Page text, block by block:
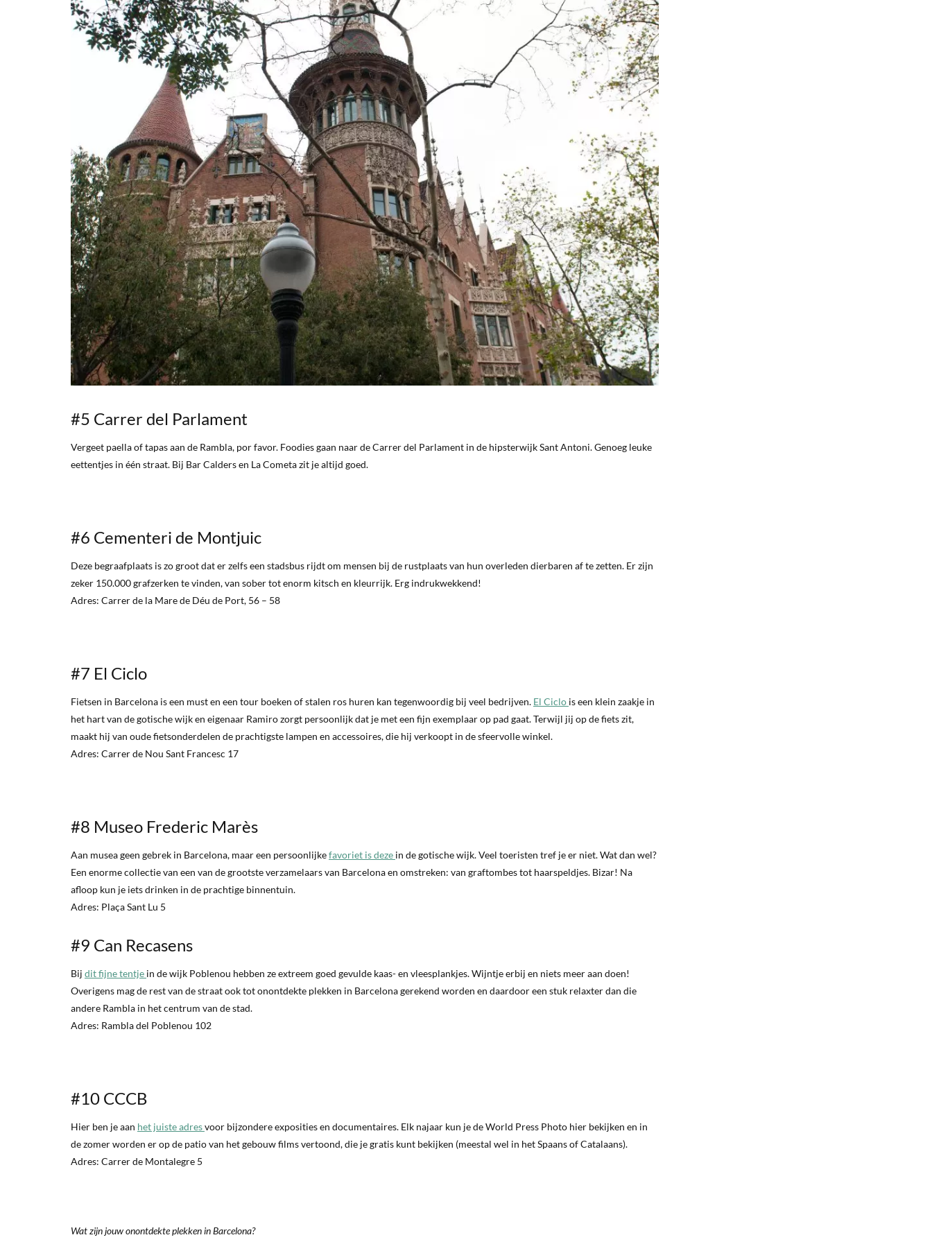
#5 Carrer del Parlament
Vergeet paella of tapas aan de Rambla, por favor. Foodies gaan naar de Carrer del Parlament in de hipsterwijk Sant Antoni. Genoeg leuke
eettentjes in één straat. Bij Bar Calders en La Cometa zit je altijd goed.
#6 Cementeri de Montjuic
Deze begraafplaats is zo groot dat er zelfs een stadsbus rijdt om mensen bij de rustplaats van hun overleden dierbaren af te zetten. Er zijn
zeker 150.000 grafzerken te vinden, van sober tot enorm kitsch en kleurrijk. Erg indrukwekkend!
Adres: Carrer de la Mare de Déu de Port, 56 – 58
#7 El Ciclo
Fietsen in Barcelona is een must en een tour boeken of stalen ros huren kan tegenwoordig bij veel bedrijven. El Ciclo is een klein zaakje in
het hart van de gotische wijk en eigenaar Ramiro zorgt persoonlijk dat je met een fijn exemplaar op pad gaat. Terwijl jij op de fiets zit,
maakt hij van oude fietsonderdelen de prachtigste lampen en accessoires, die hij verkoopt in de sfeervolle winkel.
Adres: Carrer de Nou Sant Francesc 17
#8 Museo Frederic Marès
Aan musea geen gebrek in Barcelona, maar een persoonlijkefavoriet is deze in de gotische wijk. Veel toeristen tref je er niet. Wat dan wel?
Een enorme collectie van een van de grootste verzamelaars van Barcelona en omstreken: van graftombes tot haarspeldjes. Bizar! Na
afloop kun je iets drinken in de prachtige binnentuin.
Adres: Plaça Sant Lu 5
#9 Can Recasens
Bij dit fijne tentje in de wijk Poblenou hebben ze extreem goed gevulde kaas- en vleesplankjes. Wijntje erbij en niets meer aan doen!
Overigens mag de rest van de straat ook tot onontdekte plekken in Barcelona gerekend worden en daardoor een stuk relaxter dan die
andere Rambla in het centrum van de stad.
Adres: Rambla del Poblenou 102
#10 CCCB
Hier ben je aan het juiste adresvoor bijzondere exposities en documentaires. Elk najaar kun je de World Press Photo hier bekijken en in
de zomer worden er op de patio van het gebouw films vertoond, die je gratis kunt bekijken (meestal wel in het Spaans of Catalaans).
Adres: Carrer de Montalegre 5
Wat zijn jouw onontdekte plekken in Barcelona?